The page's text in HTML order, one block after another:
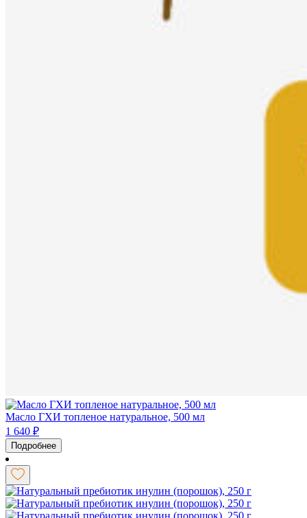
Масло ГХИ топленое натуральное, 500 мл
1 640 ₽
Подробнее